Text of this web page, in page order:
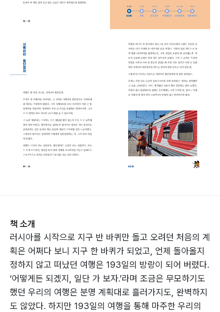
책 소개
러시아를 시작으로 지구 반 바퀴만 돌고 오려던 처음의 계
획은 어쩌다 보니 지구 한 바퀴가 되었고, 언제 돌아올지
정하지 않고 떠났던 여행은 193일의 방랑이 되어 버렸다.
‘어떻게든 되겠지, 일단 가 보자.’라며 조금은 무모하기도
했던 우리의 여행은 분명 계획대로 흘러가지도, 완벽하지
도 않았다. 하지만 193일의 여행을 통해 마주한 우리의